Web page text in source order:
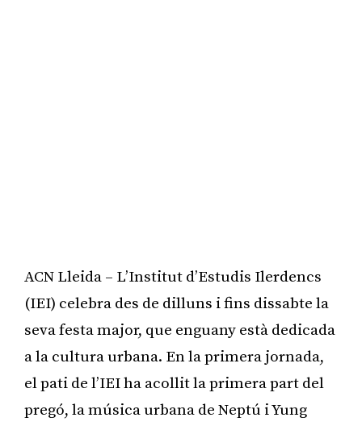
ACN Lleida – L’Institut d’Estudis Ilerdencs
(IEI) celebra des de dilluns i fins dissabte la
seva festa major, que enguany està dedicada
a la cultura urbana. En la primera jornada,
el pati de l’IEI ha acollit la primera part del
pregó, la música urbana de Neptú i Yung